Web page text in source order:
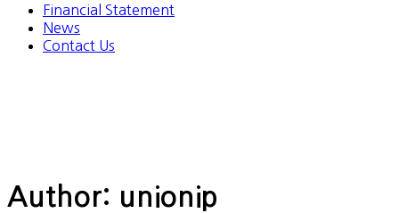
Financial Statement
News
Contact Us
Author: unionip